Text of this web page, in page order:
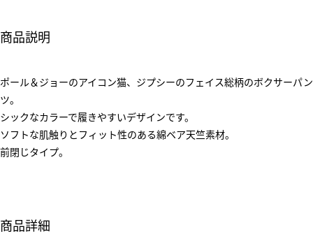
商品説明
ポール＆ジョーのアイコン猫、ジプシーのフェイス総柄のボクサーパン
ツ。
シックなカラーで履きやすいデザインです。
ソフトな肌触りとフィット性のある綿ベア天竺素材。
前閉じタイプ。
商品詳細